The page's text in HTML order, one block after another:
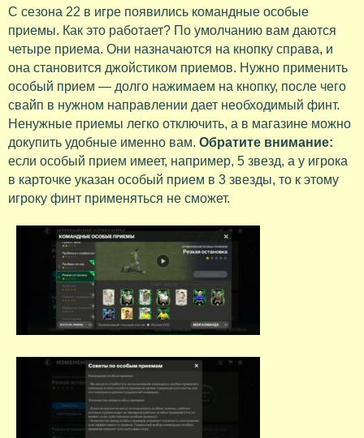
С сезона 22 в игре появились командные особые
приемы. Как это работает? По умолчанию вам даются
четыре приема. Они назначаются на кнопку справа, и
она становится джойстиком приемов. Нужно применить
особый прием — долго нажимаем на кнопку, после чего
свайп в нужном направлении дает необходимый финт.
Ненужные приемы легко отключить, а в магазине можно
докупить удобные именно вам. Обратите внимание:
если особый прием имеет, например, 5 звезд, а у игрока
в карточке указан особый прием в 3 звезды, то к этому
игроку финт применяться не сможет.